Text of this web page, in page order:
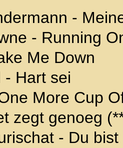
-
- Running
Me Down
- Hart sei
More Cup
zegt genoeg
- Du